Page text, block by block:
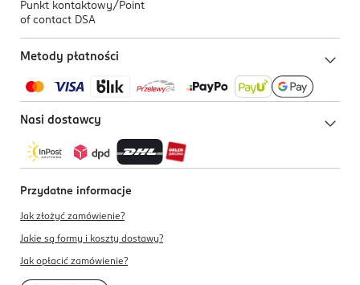
Punkt kontaktowy/ Point
of contact DSA
Metody płatności
Nasi dostawcy
Przydatne informacje
Jak złożyć zamówienie?
Jakie są formy i koszty dostawy?
Jak opłacić zamówienie?